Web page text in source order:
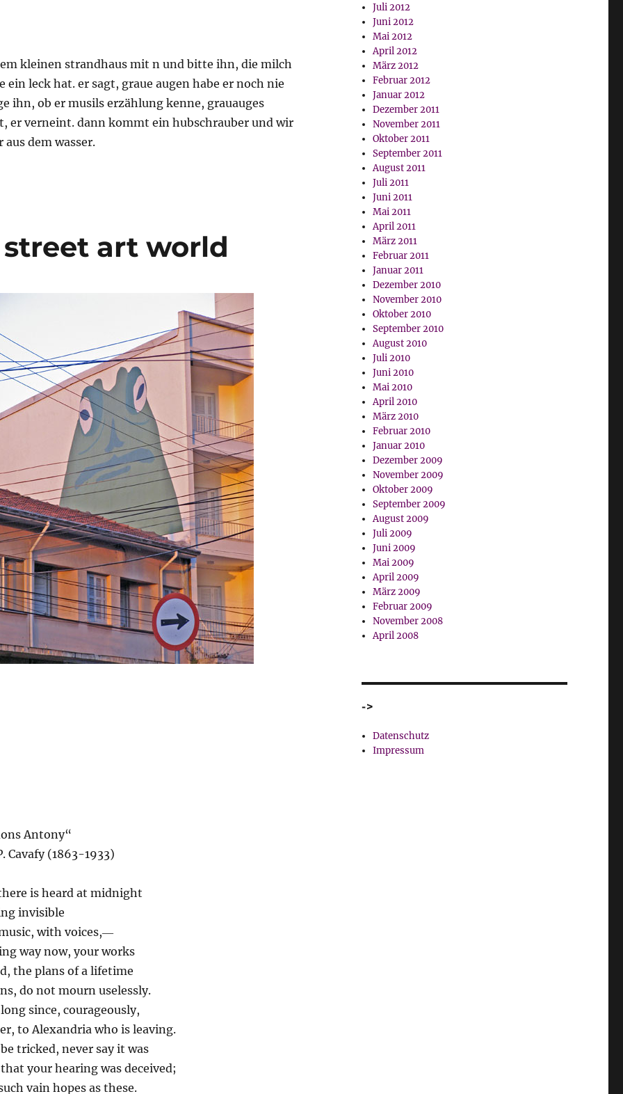
kleinen strandhaus mit n und bitte ihn, die milch
ein leck hat. er sagt, graue augen habe er noch nie
ihn, ob er musils erzählung kenne, grauauges
er verneint. dann kommt ein hubschrauber und wir
dem wasser.
art world
Antony“
Cavafy (1863-1933)
is heard at midnight
invisible
with voices,―
way now, your works
the plans of a lifetime
do not mourn uselessly.
since, courageously,
to Alexandria who is leaving.
tricked, never say it was
your hearing was deceived;
vain hopes as these.
Juli 2012
Juni 2012
Mai 2012
April 2012
März 2012
Februar 2012
Januar 2012
Dezember 2011
November 2011
Oktober 2011
September 2011
August 2011
Juli 2011
Juni 2011
Mai 2011
April 2011
März 2011
Februar 2011
Januar 2011
Dezember 2010
November 2010
Oktober 2010
September 2010
August 2010
Juli 2010
Juni 2010
Mai 2010
April 2010
März 2010
Februar 2010
Januar 2010
Dezember 2009
November 2009
Oktober 2009
September 2009
August 2009
Juli 2009
Juni 2009
Mai 2009
April 2009
März 2009
Februar 2009
November 2008
April 2008
->
Datenschutz
Impressum